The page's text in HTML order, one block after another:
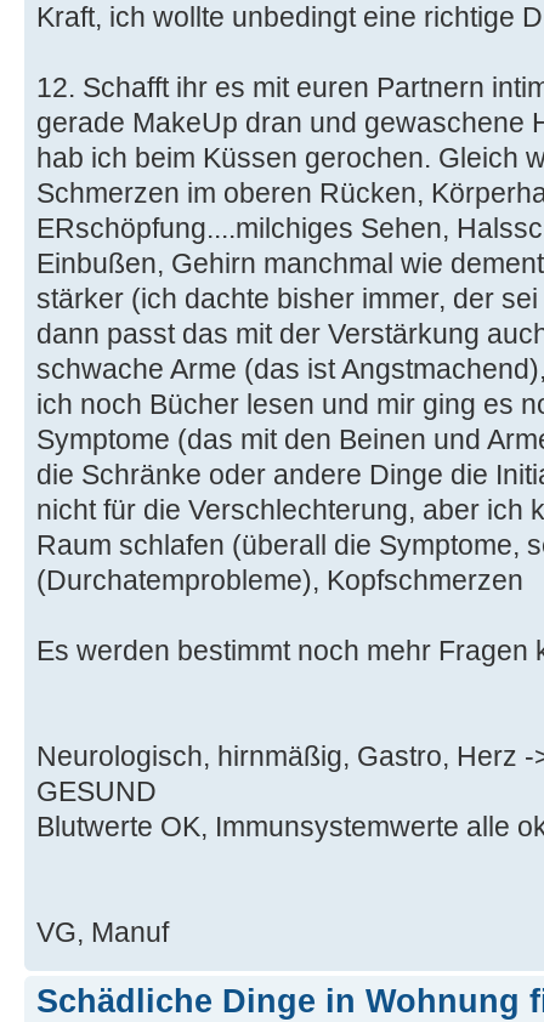
Kraft, ich wollte unbedingt eine richtige
12. Schafft ihr es mit euren Partnern
gerade MakeUp dran und gewaschene
hab ich beim Küssen gerochen. Gleich
Schmerzen im oberen Rücken,
ERschöpfung....milchiges Sehen,
Einbußen, Gehirn manchmal wie
stärker (ich dachte bisher immer, der
dann passt das mit der Verstärkung
schwache Arme (das ist
ich noch Bücher lesen und mir ging es
Symptome (das mit den Beinen und
die Schränke oder andere Dinge die
nicht für die Verschlechterung, aber ich
Raum schlafen (überall die Symptome,
(Durchatemprobleme), Kopfschmerzen
Es werden bestimmt noch mehr Fragen
Neurologisch, hirnmäßig, Gastro, Herz
GESUND
Blutwerte OK, Immunsystemwerte alle
VG, Manuf
Schädliche Dinge in Wohnung